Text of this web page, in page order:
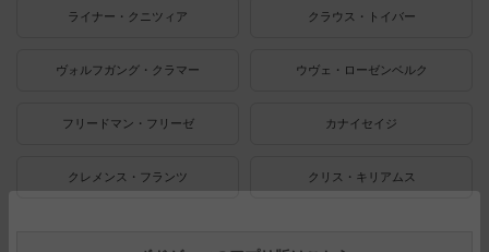
ライナー・クニツィア クラウス・トイバー
ヴォルフガング・クラマー ウヴェ・ローゼンベルク
フリードマン・フリーゼ カナイセイジ
クレメンス・フランツ クリス・キリアムス